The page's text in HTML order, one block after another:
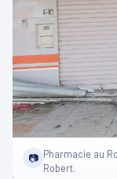
📷 Pharmacie au
Robert.